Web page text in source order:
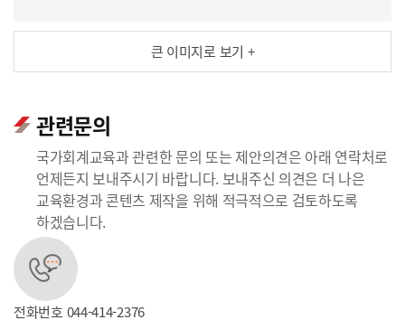
큰 이미지로 보기 +
관련문의
국가회계교육과 관련한 문의 또는 제안의견은 아래 연락처로
언제든지 보내주시기 바랍니다. 보내주신 의견은 더 나은
교육환경과 콘텐츠 제작을 위해 적극적으로 검토하도록
하겠습니다.
전화번호 044-414-2376